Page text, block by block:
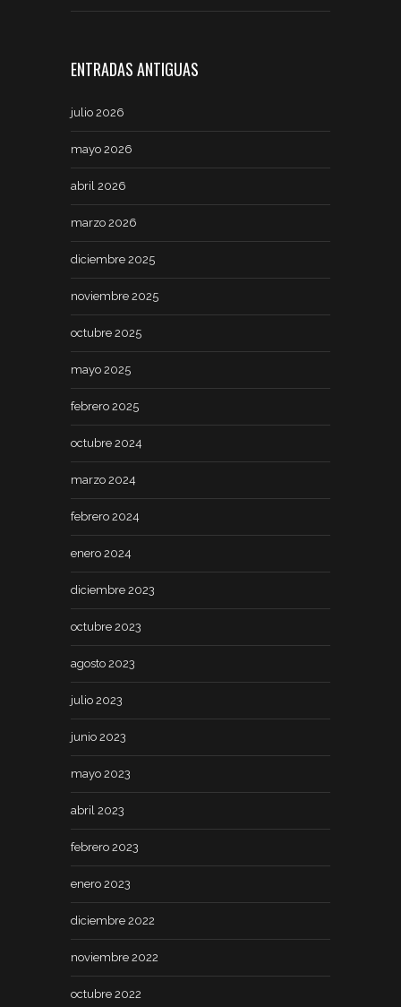
ENTRADAS ANTIGUAS
julio 2026
mayo 2026
abril 2026
marzo 2026
diciembre 2025
noviembre 2025
octubre 2025
mayo 2025
febrero 2025
octubre 2024
marzo 2024
febrero 2024
enero 2024
diciembre 2023
octubre 2023
agosto 2023
julio 2023
junio 2023
mayo 2023
abril 2023
febrero 2023
enero 2023
diciembre 2022
noviembre 2022
octubre 2022